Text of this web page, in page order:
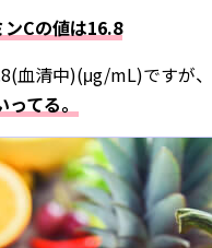
Cの値は16.8
血清中)(μg/mL)ですが、
てる。